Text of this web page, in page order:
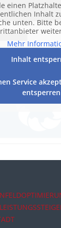
einen
Inhalt
unten. Bitte
Mehr
Inhalt
Service
entsperren